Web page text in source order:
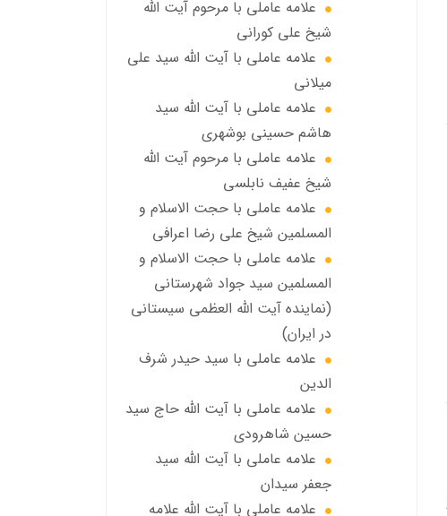
علامه عاملی با مرحوم آيت الله
شيخ علي كوراني
علامه عاملی با آیت الله سيد علي
ميلاني
علامه عاملی با آيت الله سید
هاشم حسینی بوشهری
علامه عاملی با مرحوم آيت الله
شيخ عفيف نابلسي
علامه عاملي با حجت الاسلام و
المسلمین شیخ علی رضا اعرافی
علامه عاملي با حجت الاسلام و
المسلمین سید جواد شهرستانی
(نماینده آیت الله العظمى سیستانی
در ایران)
علامه عاملي با سيد حیدر شرف
الدين
علامه عاملي با آیت‌ الله حاج سید
حسین شاهرودی
علامه عاملي با آیت الله سید
جعفر سيدان
علامه عاملي با آیت الله علامه